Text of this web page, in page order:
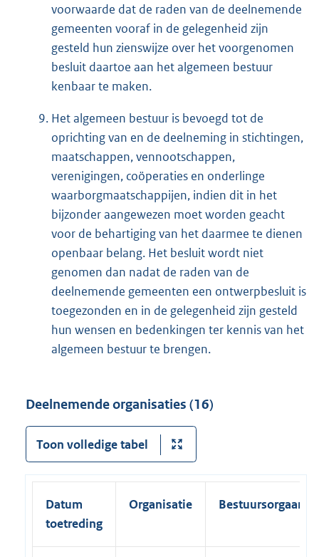
voorwaarde dat de raden van de deelnemende
gemeenten vooraf in de gelegenheid zijn
gesteld hun zienswijze over het voorgenomen
besluit daartoe aan het algemeen bestuur
kenbaar te maken.
Het algemeen bestuur is bevoegd tot de
oprichting van en de deelneming in stichtingen,
maatschappen, vennootschappen,
verenigingen, coöperaties en onderlinge
waarborgmaatschappijen, indien dit in het
bijzonder aangewezen moet worden geacht
voor de behartiging van het daarmee te dienen
openbaar belang. Het besluit wordt niet
genomen dan nadat de raden van de
deelnemende gemeenten een ontwerpbesluit is
toegezonden en in de gelegenheid zijn gesteld
hun wensen en bedenkingen ter kennis van het
algemeen bestuur te brengen.
Deelnemende organisaties (16)
Toon volledige tabel
Datum
toetreding
Organisatie Bestuursorgaan